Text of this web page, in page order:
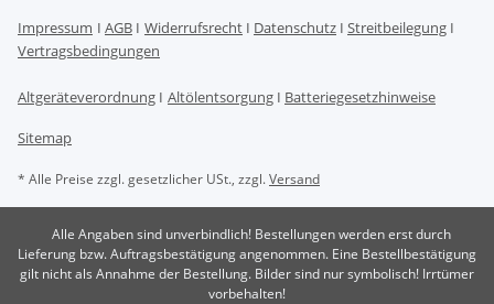
Impressum I AGB I Widerrufsrecht I Datenschutz I Streitbeilegung I
Vertragsbedingungen
Altgeräteverordnung I Altölentsorgung I Batteriegesetzhinweise
Sitemap
* Alle Preise zzgl. gesetzlicher USt., zzgl.Versand
Alle Angaben sind unverbindlich! Bestellungen werden erst durch
Lieferung bzw. Auftragsbestätigung angenommen. Eine Bestellbestätigung
gilt nicht als Annahme der Bestellung. Bilder sind nur symbolisch! Irrtümer
vorbehalten!